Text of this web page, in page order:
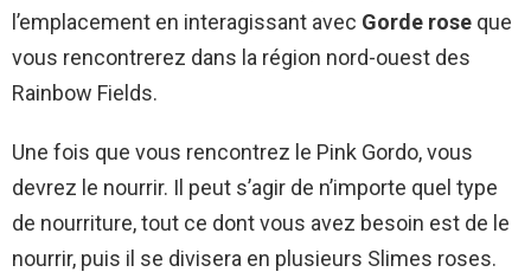
l’emplacement en interagissant avec Gorde rose que
vous rencontrerez dans la région nord-ouest des
Rainbow Fields.
Une fois que vous rencontrez le Pink Gordo, vous
devrez le nourrir. Il peut s’agir de n’importe quel type
de nourriture, tout ce dont vous avez besoin est de le
nourrir, puis il se divisera en plusieurs Slimes roses.